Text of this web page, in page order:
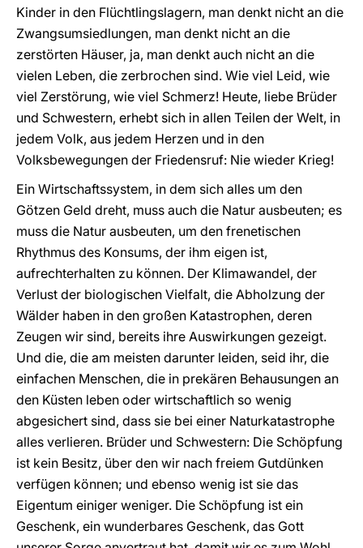
Kinder in den Flüchtlingslagern, man denkt nicht an die
Zwangsumsiedlungen, man denkt nicht an die
zerstörten Häuser, ja, man denkt auch nicht an die
vielen Leben, die zerbrochen sind. Wie viel Leid, wie
viel Zerstörung, wie viel Schmerz! Heute, liebe Brüder
und Schwestern, erhebt sich in allen Teilen der Welt, in
jedem Volk, aus jedem Herzen und in den
Volksbewegungen der Friedensruf: Nie wieder Krieg!
Ein Wirtschaftssystem, in dem sich alles um den
Götzen Geld dreht, muss auch die Natur ausbeuten; es
muss die Natur ausbeuten, um den frenetischen
Rhythmus des Konsums, der ihm eigen ist,
aufrechterhalten zu können. Der Klimawandel, der
Verlust der biologischen Vielfalt, die Abholzung der
Wälder haben in den großen Katastrophen, deren
Zeugen wir sind, bereits ihre Auswirkungen gezeigt.
Und die, die am meisten darunter leiden, seid ihr, die
einfachen Menschen, die in prekären Behausungen an
den Küsten leben oder wirtschaftlich so wenig
abgesichert sind, dass sie bei einer Naturkatastrophe
alles verlieren. Brüder und Schwestern: Die Schöpfung
ist kein Besitz, über den wir nach freiem Gutdünken
verfügen können; und ebenso wenig ist sie das
Eigentum einiger weniger. Die Schöpfung ist ein
Geschenk, ein wunderbares Geschenk, das Gott